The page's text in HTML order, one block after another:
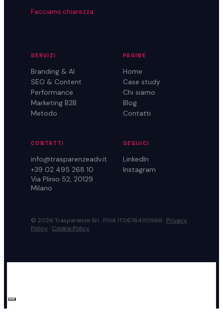
Facciamo chiarezza.
SERVIZI
Branding & AI
SEO & Content
Performance
Marketing B2B
Metodo
PAGINE
Home
Case study
Chi siamo
Blog
Contatti
CONTATTI
info@trasparenzeadv.it
+39 02 495 268 10
Via Plinio 52, 20129
Milano
SEGUICI
LinkedIn
Instagram
© 2026 Trasparenze Srl · P.IVA IT06764110968 · Privacy
Policy · Cookie Policy